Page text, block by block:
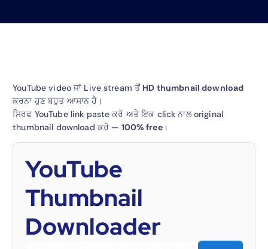
YouTube video ਜਾਂ Live stream ਤੋਂ HD thumbnail download
ਕਰਨਾ ਹੁਣ ਬਹੁਤ ਆਸਾਨ ਹੈ।
ਸਿਰਫ YouTube link paste ਕਰੋ ਅਤੇ ਇਕ click ਨਾਲ original
thumbnail download ਕਰੋ — 100% free।
YouTube
Thumbnail
Downloader